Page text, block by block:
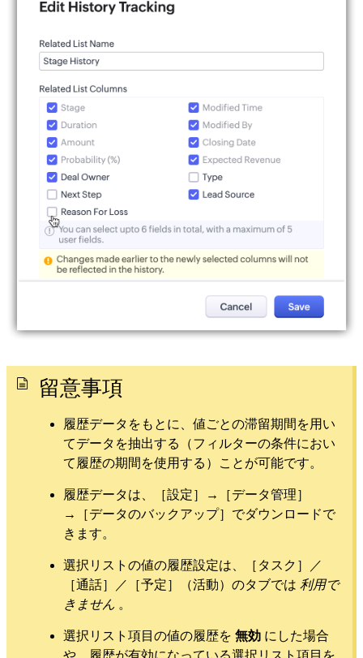
留意事項
履歴データをもとに、値ごとの滞留期間を用い
てデータを抽出する（フィルターの条件におい
て履歴の期間を使用する）ことが可能です。
履歴データは、［設定］→［データ管理］
→［データのバックアップ］でダウンロードで
きます。
選択リストの値の履歴設定は、［タスク］／
［通話］／［予定］（活動）のタブでは 利用で
きません 。
選択リスト項目の値の履歴を 無効 にした場合